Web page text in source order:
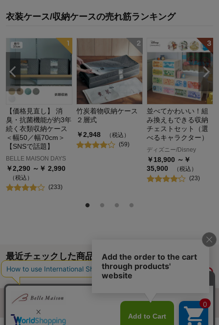
衣装ケース/収納ケースの売れ筋ランキング
【価格見直し】 消
臭・抗菌機能が約3年
続く衣類収納ケース
＜幅50／幅70cm＞
【SNSで話題】
BELLE MAISON DAYS
￥2,290 ～￥ 2,990
（税込）
(233)
竹炭着物収納ケース
２層式
￥2,948
（税込）
(59)
並べてかわいい！組
み換えもできる収納
チェストセット（選
べるキャラクター）
ディズニー/Disney
￥18,900 ～￥
35,900
（税込）
(23)
最近チェックした商品
ページトップへ